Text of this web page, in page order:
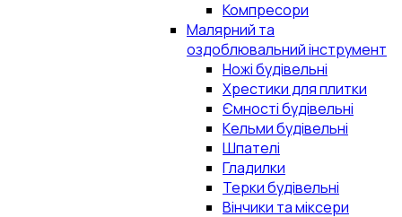
Компресори
Малярний та
оздоблювальний інструмент
Ножі будівельні
Хрестики для плитки
Ємності будівельні
Кельми будівельні
Шпателі
Гладилки
Терки будівельні
Вінчики та міксери